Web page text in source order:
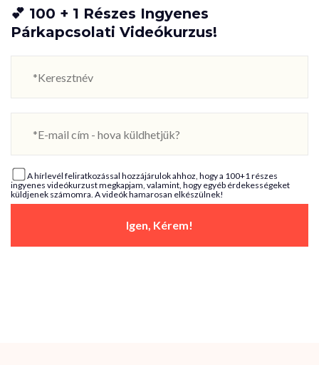
💕 100 + 1 Részes Ingyenes
Párkapcsolati Videókurzus!
A hírlevél feliratkozással hozzájárulok ahhoz, hogy a 100+1 részes
ingyenes videókurzust megkapjam, valamint, hogy egyéb érdekességeket
küldjenek számomra. A videók hamarosan elkészülnek!
Igen, Kérem!